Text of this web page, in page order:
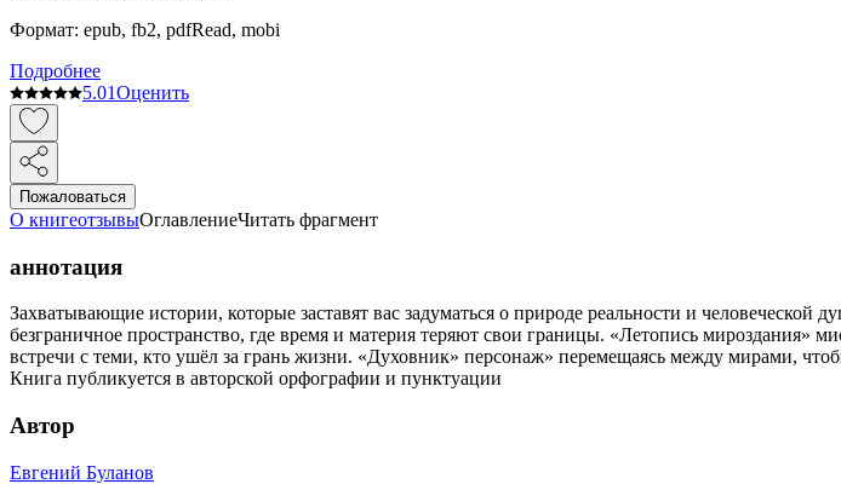
Формат: epub, fb2, pdfRead, mobi
Подробнее
5.01Оценить
Пожаловаться
О книгеотзывыОглавлениеЧитать фрагмент
аннотация
Захватывающие истории, которые заставят вас задуматься о природе реальности и
безграничное пространство, где время и материя теряют свои границы. «Летопись
встречи с теми, кто ушёл за грань жизни. «Духовник» персонаж» перемещаясь между мирами,
Книга публикуется в авторской орфографии и пунктуации
Автор
Евгений Буланов